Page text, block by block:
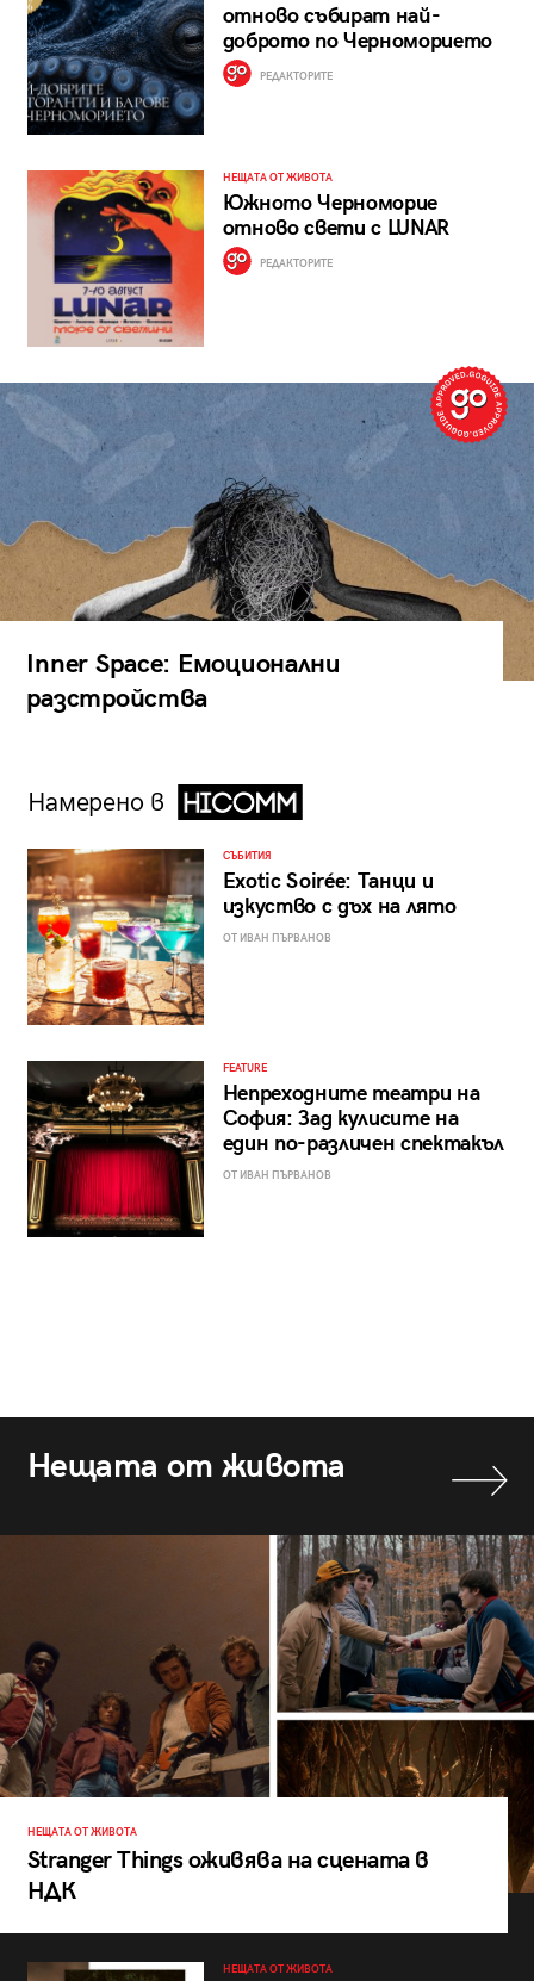
отново събират най-
доброто по Черноморието
РЕДАКТОРИТЕ
НЕЩАТА ОТ ЖИВОТА
Южното Черноморие
отново свети с LUNAR
РЕДАКТОРИТЕ
Inner Space: Емоционални
разстройства
Намерено в
СЪБИТИЯ
Exotic Soirée: Танци и
изкуство с дъх на лято
ОТ ИВАН ПЪРВАНОВ
FEATURE
Непреходните театри на
София: Зад кулисите на
един по-различен спектакъл
ОТ ИВАН ПЪРВАНОВ
Нещата от живота
НЕЩАТА ОТ ЖИВОТА
Stranger Things оживява на сцената в
НДК
НЕЩАТА ОТ ЖИВОТА